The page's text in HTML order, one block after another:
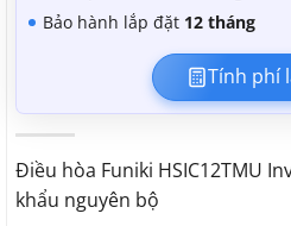
Bảo hành lắp đặt 12 tháng
Tính phí
Điều hòa Funiki HSIC12TMU
khẩu nguyên bộ